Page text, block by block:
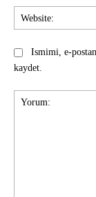
Ismimi, e-
kaydet.